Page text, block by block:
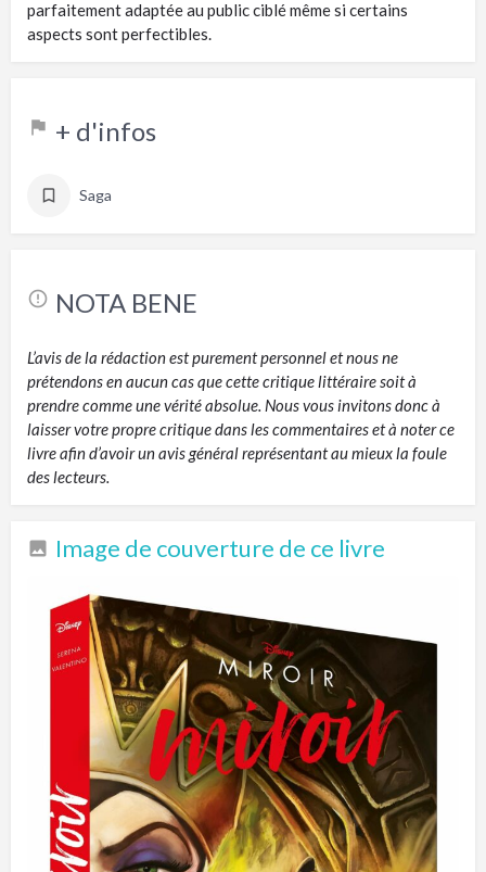
parfaitement adaptée au public ciblé même si certains
aspects sont perfectibles.
+ d'infos
Saga
NOTA BENE
L’avis de la rédaction est purement personnel et nous ne
prétendons en aucun cas que cette critique littéraire soit à
prendre comme une vérité absolue. Nous vous invitons donc à
laisser votre propre critique dans les commentaires et à noter ce
livre afin d’avoir un avis général représentant au mieux la foule
des lecteurs.
Image de couverture de ce livre